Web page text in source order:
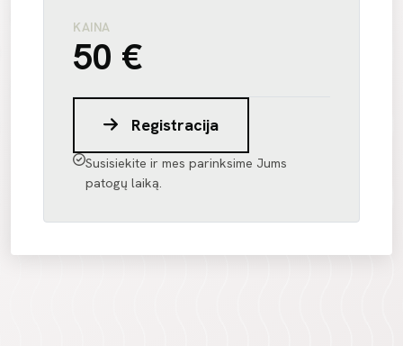
KAINA
50 €
Registracija
Susisiekite ir mes parinksime Jums
patogų laiką.